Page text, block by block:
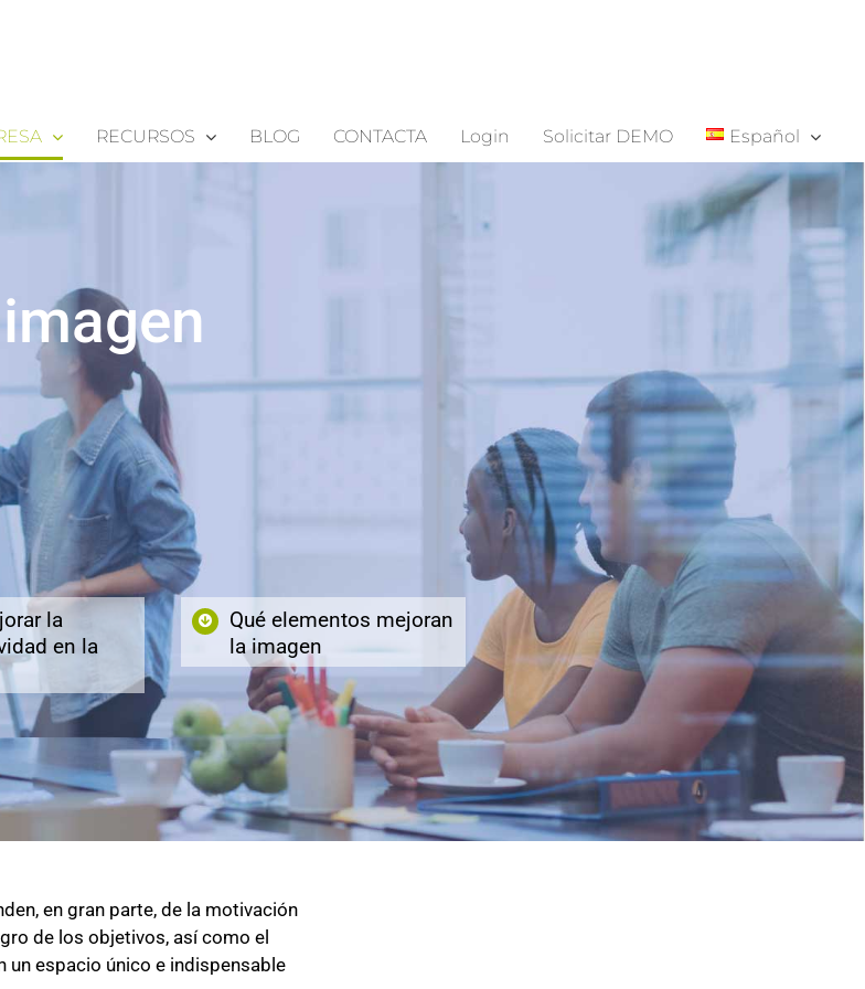
RECURSOS BLOG CONTACTA Login Solicitar DEMO Español
la
en la
Qué elementos mejoran
la imagen
en gran parte, de la motivación
de los objetivos, así como el
espacio único e indispensable